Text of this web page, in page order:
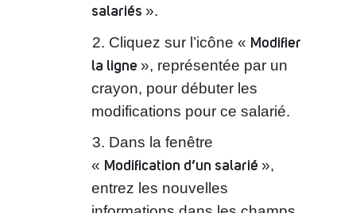
salariés ».
Cliquez sur l’icône « Modifier
la ligne », représentée par un
crayon, pour débuter les
modifications pour ce salarié.
Dans la fenêtre
« Modification d’un salarié »,
entrez les nouvelles